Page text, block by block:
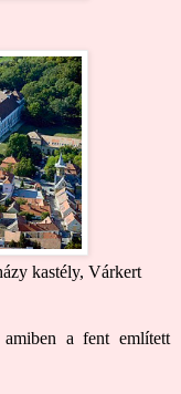
kastély, Várkert
a fent említett